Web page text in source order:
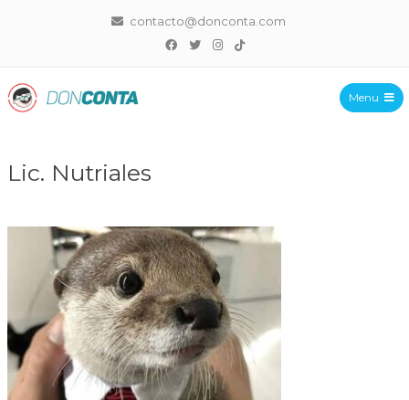
contacto@donconta.com
Menu
Lic. Nutriales